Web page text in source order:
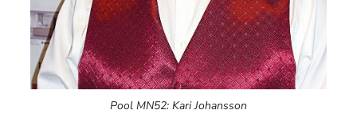
Pool MN52: Kari Johansson